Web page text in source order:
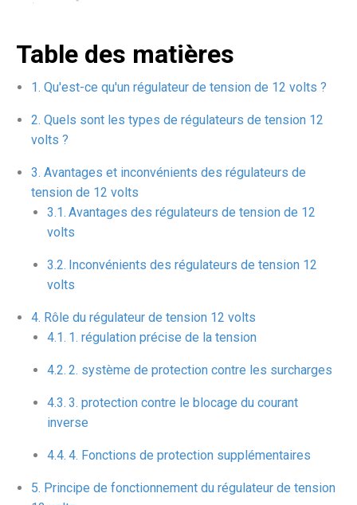
Table des matières
Qu'est-ce qu'un régulateur de tension de 12 volts ?
Quels sont les types de régulateurs de tension 12
volts ?
Avantages et inconvénients des régulateurs de
tension de 12 volts
Avantages des régulateurs de tension de 12
volts
Inconvénients des régulateurs de tension 12
volts
Rôle du régulateur de tension 12 volts
1. régulation précise de la tension
2. système de protection contre les surcharges
3. protection contre le blocage du courant
inverse
4. Fonctions de protection supplémentaires
Principe de fonctionnement du régulateur de tension